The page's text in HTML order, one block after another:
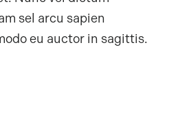
sel arcu sapien
eu auctor in sagittis.